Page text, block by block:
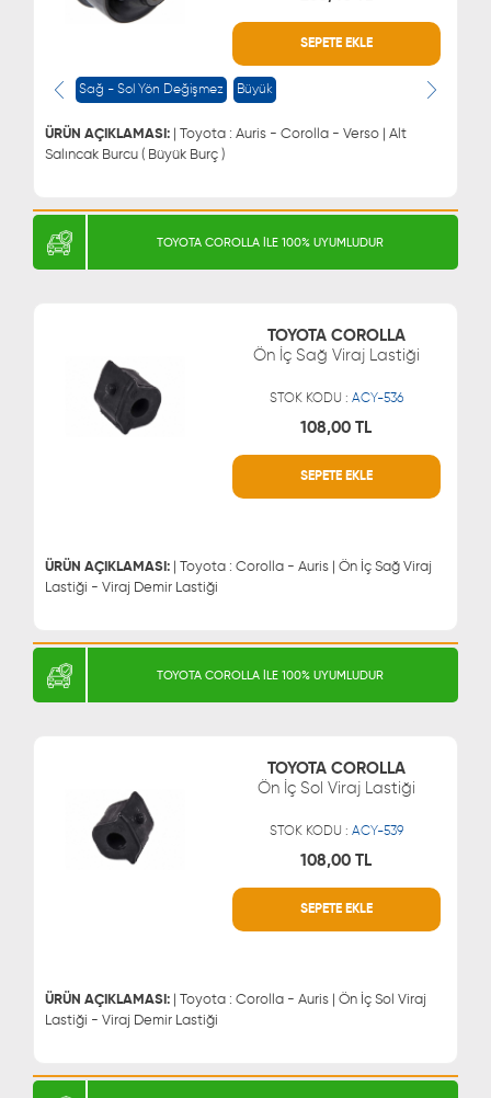
SEPETE EKLE
Sağ - Sol Yön Değişmez Büyük
ÜRÜN AÇIKLAMASI: | Toyota : Auris - Corolla - Verso | Alt
Salıncak Burcu ( Büyük Burç )
0543 329 21 66
0543 329 21 55
MÜŞTERİ HİZMETLERİ
TOYOTA COROLLA İLE 100% UYUMLUDUR
TOYOTA COROLLA
Ön İç Sağ Viraj Lastiği
STOK KODU : ACY-536
108,00 TL
SEPETE EKLE
ÜRÜN AÇIKLAMASI: | Toyota : Corolla - Auris | Ön İç Sağ Viraj
Lastiği - Viraj Demir Lastiği
MÜŞTERİ HİZMETLERİ
TOYOTA COROLLA İLE 100% UYUMLUDUR
TOYOTA COROLLA
Ön İç Sol Viraj Lastiği
STOK KODU : ACY-539
108,00 TL
SEPETE EKLE
ÜRÜN AÇIKLAMASI: | Toyota : Corolla - Auris | Ön İç Sol Viraj
Lastiği - Viraj Demir Lastiği
MÜŞTERİ HİZMETLERİ